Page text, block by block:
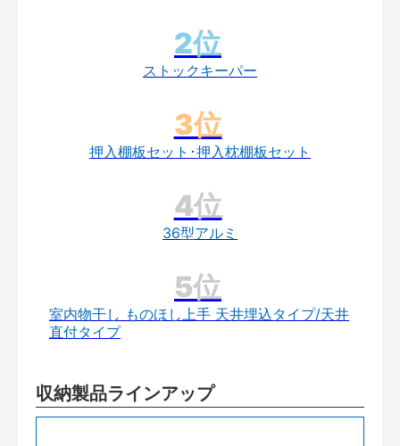
ストックキーパー
押入棚板セット･押入枕棚板セット
36型アルミ
室内物干し ものほし上手 天井埋込タイプ/天井
直付タイプ
収納製品ラインアップ